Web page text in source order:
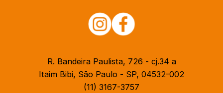
R. Bandeira Paulista, 726 - cj.34 a
Itaim Bibi, São Paulo - SP, 04532-002
(11) 3167-3757